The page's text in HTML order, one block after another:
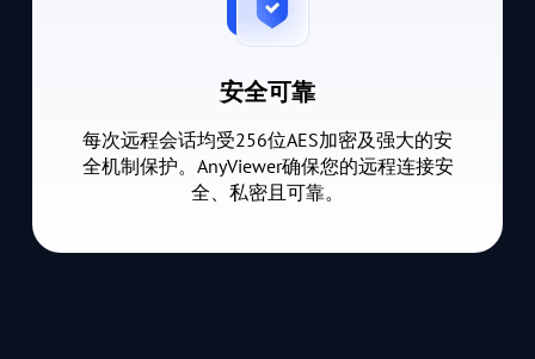
安全可靠
每次远程会话均受256位AES加密及强大的安
全机制保护。AnyViewer确保您的远程连接安
全、私密且可靠。